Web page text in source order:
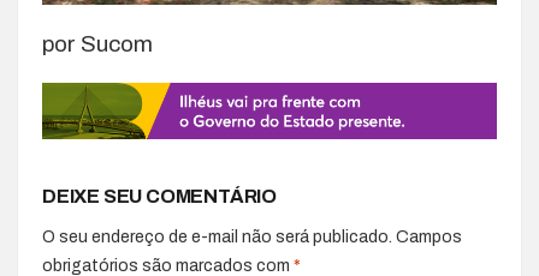
por Sucom
DEIXE SEU COMENTÁRIO
O seu endereço de e-mail não será publicado. Campos
obrigatórios são marcados com *